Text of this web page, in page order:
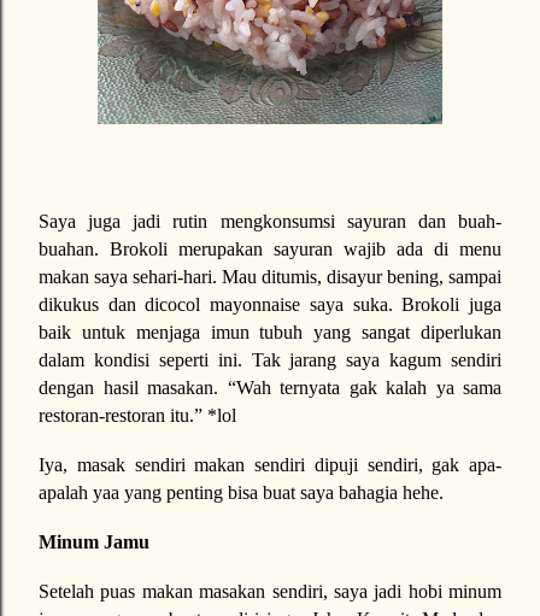
Saya juga jadi rutin mengkonsumsi sayuran dan buah-
buahan. Brokoli merupakan sayuran wajib ada di menu
makan saya sehari-hari. Mau ditumis, disayur bening, sampai
dikukus dan dicocol mayonnaise saya suka. Brokoli juga
baik untuk menjaga imun tubuh yang sangat diperlukan
dalam kondisi seperti ini. Tak jarang saya kagum sendiri
dengan hasil masakan. “Wah ternyata gak kalah ya sama
restoran-restoran itu.” *lol
Iya, masak sendiri makan sendiri dipuji sendiri, gak apa-
apalah yaa yang penting bisa buat saya bahagia hehe.
Minum Jamu
Setelah puas makan masakan sendiri, saya jadi hobi minum